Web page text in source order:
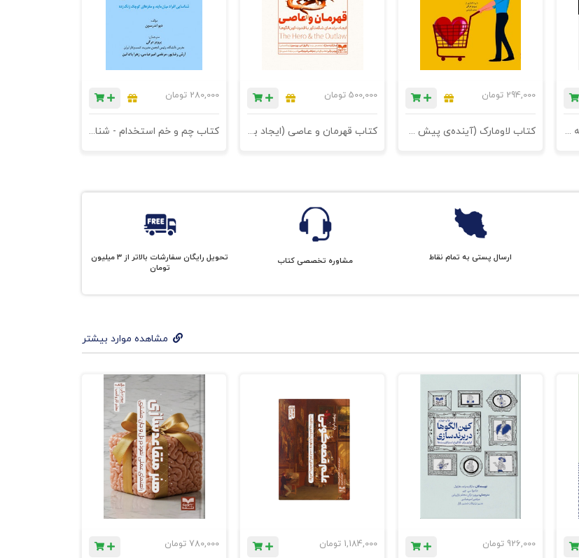
کتاب برندسازی تا رسیدن به اوج (کارآفرینان هوشمند چگونه یک ایده‎‌ی کوچک را به یک برند بزرگ تبدیل می‌کنند؟) - چاپ چهارم
294,000 تومان
کتاب لاومارک (آینده‌ی پیش روی برندها) - چاپ دوم2
500,000 تومان
کتاب قهرمان و عاصی (ایجاد برندهای شگفت‌آور با قدرت کهن‌الگوها) - چاپ سوم
280,000 تومان
کتاب چم و خم استخدام - شناسایی افراد میان مایه، و مغزهای کوچک زنگ‌زده - یازدهم
ارسال پستی به تمام نقاط مشاوره تخصصی کتاب
تحویل رایگان سفارشات بالاتر از 3 میلیون
تومان
مشاهده موارد بیشتر
926,000 تومان 1,184,000 تومان 780,000 تومان